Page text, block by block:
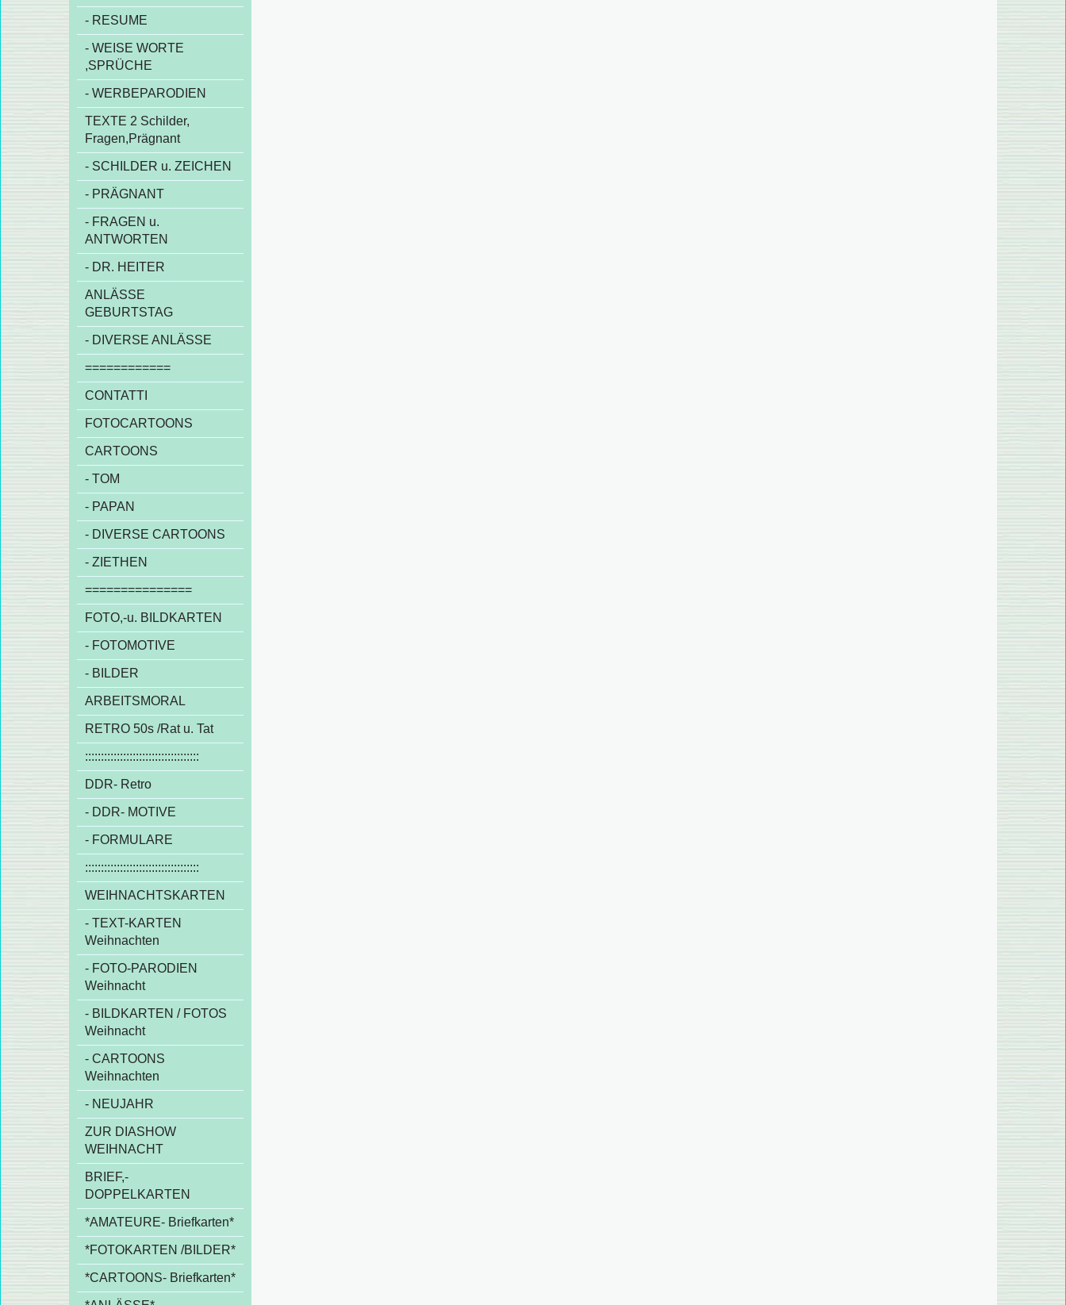
- RESUME
- WEISE WORTE
,SPRÜCHE
- WERBEPARODIEN
TEXTE 2 Schilder,
Fragen,Prägnant
- SCHILDER u. ZEICHEN
- PRÄGNANT
- FRAGEN u.
ANTWORTEN
- DR. HEITER
ANLÄSSE
GEBURTSTAG
- DIVERSE ANLÄSSE
============
CONTATTI
FOTOCARTOONS
CARTOONS
- TOM
- PAPAN
- DIVERSE CARTOONS
- ZIETHEN
===============
FOTO,-u. BILDKARTEN
- FOTOMOTIVE
- BILDER
ARBEITSMORAL
RETRO 50s /Rat u. Tat
::::::::::::::::::::::::::::::::::::
DDR- Retro
- DDR- MOTIVE
- FORMULARE
::::::::::::::::::::::::::::::::::::
WEIHNACHTSKARTEN
- TEXT-KARTEN
Weihnachten
- FOTO-PARODIEN
Weihnacht
- BILDKARTEN / FOTOS
Weihnacht
- CARTOONS
Weihnachten
- NEUJAHR
ZUR DIASHOW
WEIHNACHT
BRIEF,-
DOPPELKARTEN
*AMATEURE- Briefkarten*
*FOTOKARTEN /BILDER*
*CARTOONS- Briefkarten*